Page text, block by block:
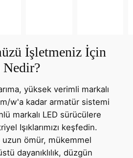
İşletmeniz İçin
Nedir?
yüksek verimli markalı
w'a kadar armatür sistemi
markalı LED sürücülere
Işıklarımızı keşfedin.
ömür, mükemmel
dayanıklılık, düzgün